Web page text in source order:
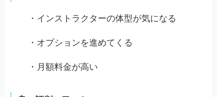
・インストラクターの体型が気になる
・オプションを進めてくる
・月額料金が高い